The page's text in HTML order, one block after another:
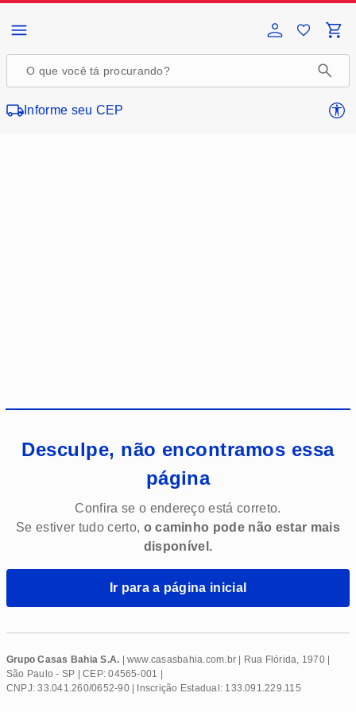
Informe seu CEP
Desculpe, não encontramos essa
página
Confira se o endereço está correto.
Se estiver tudo certo,o caminho pode não estar mais
disponível.
Ir para a página inicial
Grupo Casas Bahia S.A. | www.casasbahia.com.br | Rua Flórida, 1970 |
São Paulo - SP | CEP: 04565-001 |
CNPJ: 33.041.260/0652-90 | Inscrição Estadual: 133.091.229.115